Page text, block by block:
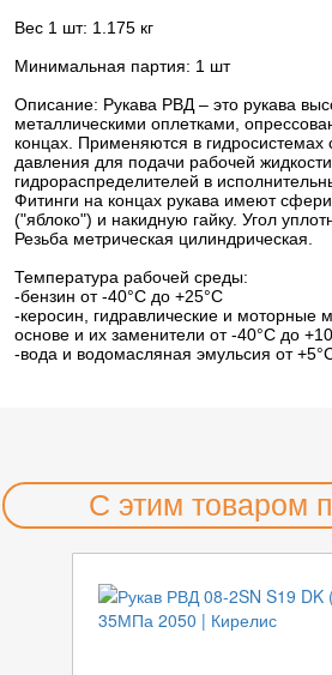
Вес 1 шт: 1.175 кг
Минимальная партия: 1 шт
Описание: Рукава РВД – это рукава
металлическими оплетками,
концах. Применяются в гидросистемах
давления для подачи рабочей
гидрораспределителей в
Фитинги на концах рукава имеют
("яблоко") и накидную гайку. Угол
Резьба метрическая цилиндрическая.
Температура рабочей среды:
-бензин от -40°C до +25°C
-керосин, гидравлические и моторные
основе и их заменители от -40°C до
-вода и водомасляная эмульсия от
С этим товаром